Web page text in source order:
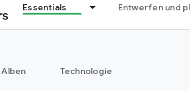
Essentials Entwerfen und
Alben Technologie